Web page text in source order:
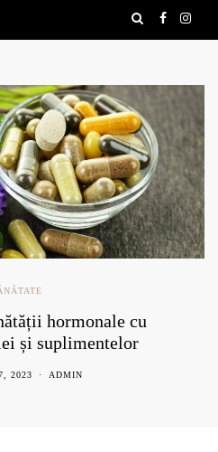
hormonale cu
și suplimentelor
2023 ADMIN